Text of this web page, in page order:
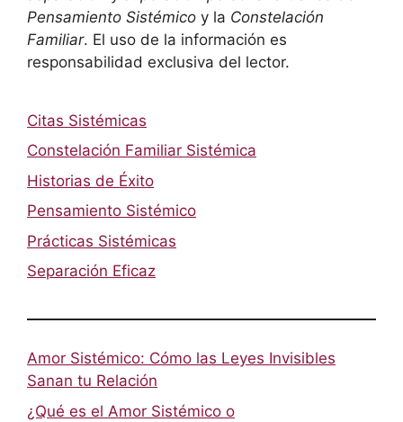
Pensamiento Sistémico y la Constelación
Familiar. El uso de la información es
responsabilidad exclusiva del lector.
Citas Sistémicas
Constelación Familiar Sistémica
Historias de Éxito
Pensamiento Sistémico
Prácticas Sistémicas
Separación Eficaz
Amor Sistémico: Cómo las Leyes Invisibles
Sanan tu Relación
¿Qué es el Amor Sistémico o